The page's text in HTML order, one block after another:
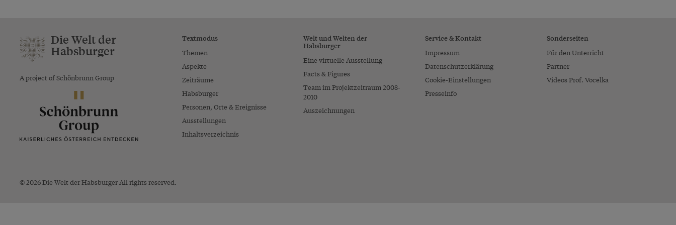
Die Welt der
Habsburger
A project of Schönbrunn Group
Textmodus
Themen
Aspekte
Zeiträume
Habsburger
Personen, Orte & Ereignisse
Ausstellungen
Inhaltsverzeichnis
Welt und Welten der
Habsburger
Eine virtuelle Ausstellung
Facts & Figures
Team im Projektzeitraum 2008-
2010
Auszeichnungen
Service & Kontakt
Impressum
Datenschutzerklärung
Cookie-Einstellungen
Presseinfo
Sonderseiten
Für den Unterricht
Partner
Videos Prof. Vocelka
© 2026 Die Welt der Habsburger All rights reserved.